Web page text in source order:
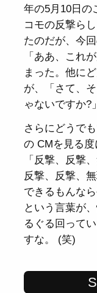
年の5月10日の
コモの反撃ら
たのだが、今
「ああ、これ
まった。他に
が、「さて、
ゃないですか?
さらにどうで
の CMを見る
「反撃、反撃
反撃、反撃、
できるもんなら
という言葉が
るぐる回って
すな。 (笑)